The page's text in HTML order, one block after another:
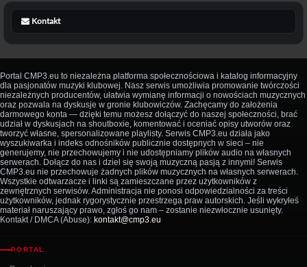
Kontakt
Portal CMP3.eu to niezależna platforma społecznościowa i katalog informacyjny
dla pasjonatów muzyki klubowej. Nasz serwis umożliwia promowanie twórczości
niezależnych producentów, ułatwia wymianę informacji o nowościach muzycznych
oraz pozwala na dyskusje w gronie klubowiczów. Zachęcamy do założenia
darmowego konta — dzięki temu możesz dołączyć do naszej społeczności, brać
udział w dyskusjach na shoutboxie, komentować i oceniać opisy utworów oraz
tworzyć własne, spersonalizowane playlisty. Serwis CMP3.eu działa jako
wyszukiwarka i indeks odnośników publicznie dostępnych w sieci – nie
generujemy, nie przechowujemy i nie udostępniamy plików audio na własnych
serwerach. Dołącz do nas i dziel się swoją muzyczną pasją z innymi! Serwis
CMP3.eu nie przechowuje żadnych plików muzycznych na własnych serwerach.
Wszystkie odtwarzacze i linki są zamieszczane przez użytkowników z
zewnętrznych serwisów. Administracja nie ponosi odpowiedzialności za treści
użytkowników, jednak rygorystycznie przestrzega praw autorskich. Jeśli wykryłeś
materiał naruszający prawo, zgłoś go nam – zostanie niezwłocznie usunięty.
Kontakt / DMCA (Abuse): kontakt@cmp3.eu
PORTAL